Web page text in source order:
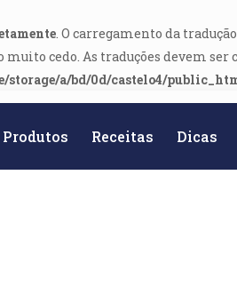
. O carregamento da
cedo. As traduções devem ser
storage/a/bd/0d/castelo4/
Produtos Receitas Dicas